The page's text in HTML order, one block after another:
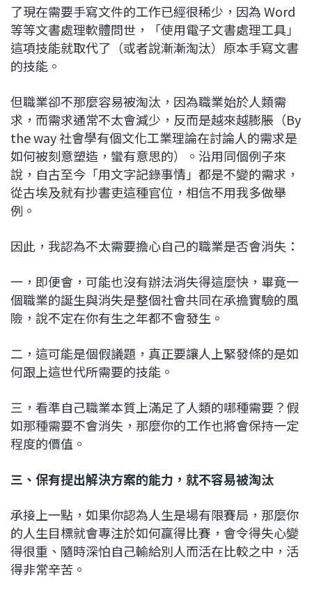
了現在需要手寫文件的工作已經很稀少，因為 Word
等等文書處理軟體問世，「使用電子文書處理工具」
這項技能就取代了（或者說漸漸淘汰）原本手寫文書
的技能。
但職業卻不那麼容易被淘汰，因為職業始於人類需
求，而需求通常不太會減少，反而是越來越膨脹（By
the way 社會學有個文化工業理論在討論人的需求是
如何被刻意塑造，蠻有意思的）。沿用同個例子來
說，自古至今「用文字記錄事情」都是不變的需求，
從古埃及就有抄書吏這種官位，相信不用我多做舉
例。
因此，我認為不太需要擔心自己的職業是否會消失：
一，即便會，可能也沒有辦法消失得這麼快，畢竟一
個職業的誕生與消失是整個社會共同在承擔實驗的風
險，說不定在你有生之年都不會發生。
二，這可能是個假議題，真正要讓人上緊發條的是如
何跟上這世代所需要的技能。
三，看準自己職業本質上滿足了人類的哪種需要？假
如那種需要不會消失，那麼你的工作也將會保持一定
程度的價值。
三、保有提出解決方案的能力，就不容易被淘汰
承接上一點，如果你認為人生是場有限賽局，那麼你
的人生目標就會專注於如何贏得比賽，會令得失心變
得很重、隨時深怕自己輸給別人而活在比較之中，活
得非常辛苦。